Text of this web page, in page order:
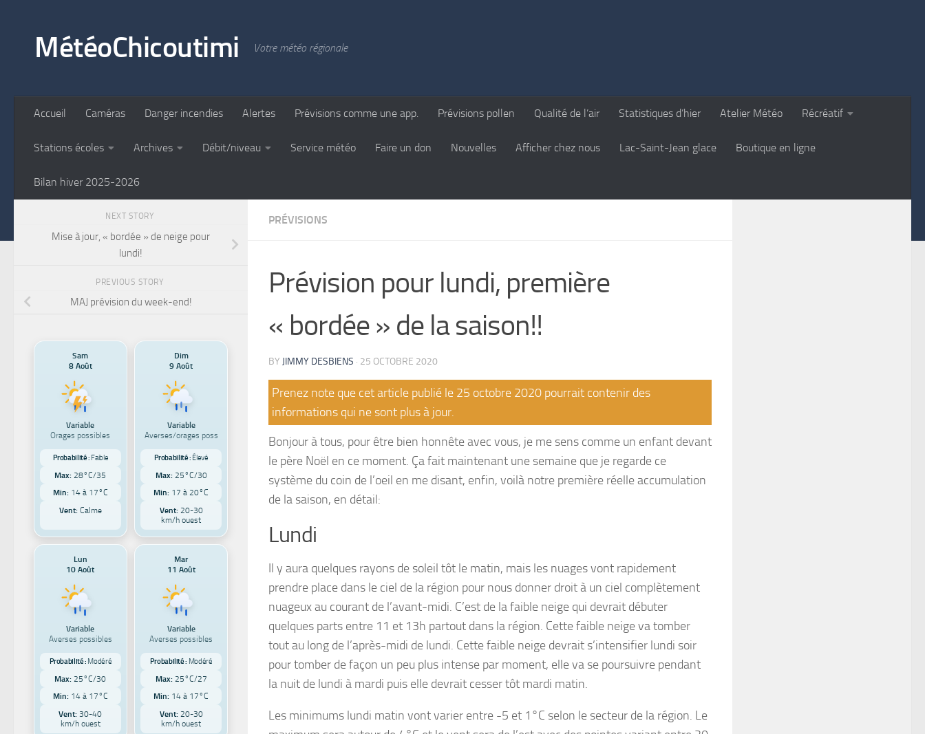
MétéoChicoutimi Votre météo régionale
Accueil Caméras Danger incendies Alertes Prévisions comme une app. Prévisions pollen Qualité de l’air Statistiques d’hier Atelier Météo Récréatif
Stations écoles Archives Débit/niveau Service météo Faire un don Nouvelles Afficher chez nous Lac-Saint-Jean glace Boutique en ligne
Bilan hiver 2025-2026
PRÉVISIONS
Prévision pour lundi, première
« bordée » de la saison!!
BY JIMMY DESBIENS · 25 OCTOBRE 2020
Prenez note que cet article publié le 25 octobre 2020 pourrait contenir des
informations qui ne sont plus à jour.
Bonjour à tous, pour être bien honnête avec vous, je me sens comme un enfant devant
le père Noël en ce moment. Ça fait maintenant une semaine que je regarde ce
système du coin de l’oeil en me disant, enfin, voilà notre première réelle accumulation
de la saison, en détail:
Lundi
Il y aura quelques rayons de soleil tôt le matin, mais les nuages vont rapidement
prendre place dans le ciel de la région pour nous donner droit à un ciel complètement
nuageux au courant de l’avant-midi. C’est de la faible neige qui devrait débuter
quelques parts entre 11 et 13h partout dans la région. Cette faible neige va tomber
tout au long de l’après-midi de lundi. Cette faible neige devrait s’intensifier lundi soir
pour tomber de façon un peu plus intense par moment, elle va se poursuivre pendant
la nuit de lundi à mardi puis elle devrait cesser tôt mardi matin.
Les minimums lundi matin vont varier entre -5 et 1°C selon le secteur de la région. Le
NEXT STORY
Mise à jour, « bordée » de neige pour
lundi!
PREVIOUS STORY
MAJ prévision du week-end!
Sam
8 Août
Variable
Orages possibles
Probabilité : Faible
Max: 28°C/35
Min: 14 à 17°C
Vent:Calme
Dim
9 Août
Variable
Averses/orages poss
Probabilité : Élevé
Max: 25°C/30
Min: 17 à 20°C
Vent:20-30
km/h ouest
Lun
10 Août
Variable
Averses possibles
Probabilité : Modéré
Max: 25°C/30
Min: 14 à 17°C
Vent: 30-40
km/h ouest
Mar
11 Août
Variable
Averses possibles
Probabilité : Modéré
Max: 25°C/27
Min: 14 à 17°C
Vent:20-30
km/h ouest